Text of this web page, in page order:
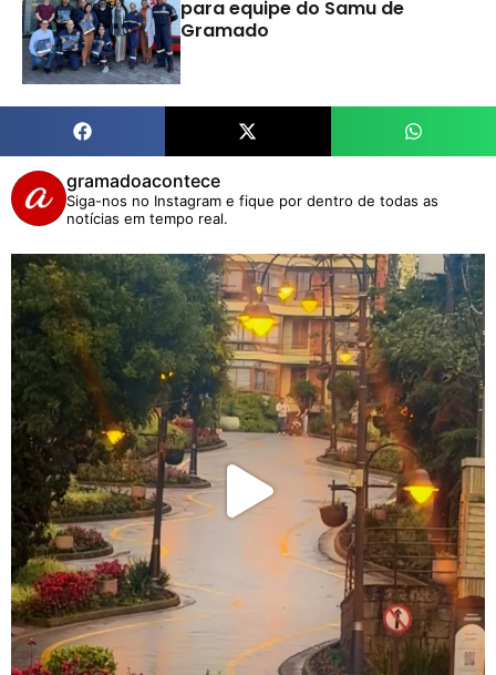
para equipe do Samu de
Gramado
gramadoacontece
Siga-nos no Instagram e fique por dentro de todas as
notícias em tempo real.